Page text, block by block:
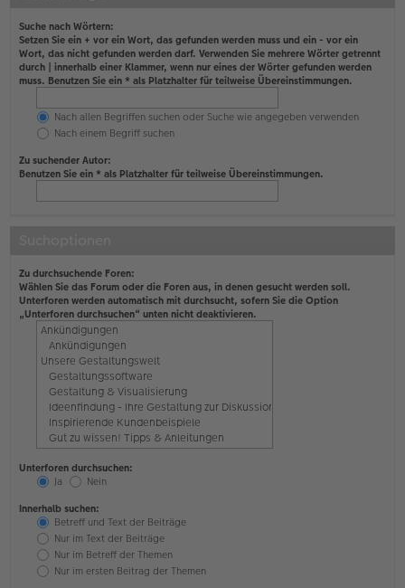
Suche nach Wörtern:
Setzen Sie ein + vor ein Wort, das gefunden werden muss und ein - vor ein
Wort, das nicht gefunden werden darf. Verwenden Sie mehrere Wörter getrennt
durch | innerhalb einer Klammer, wenn nur eines der Wörter gefunden werden
muss. Benutzen Sie ein * als Platzhalter für teilweise Übereinstimmungen.
Nach allen Begriffen suchen oder Suche wie angegeben verwenden
Nach einem Begriff suchen
Zu suchender Autor:
Benutzen Sie ein * als Platzhalter für teilweise Übereinstimmungen.
Zu durchsuchende Foren:
Wählen Sie das Forum oder die Foren aus, in denen gesucht werden soll.
Unterforen werden automatisch mit durchsucht, sofern Sie die Option
„Unterforen durchsuchen“ unten nicht deaktivieren.
Unterforen durchsuchen:
Ja
Nein
Innerhalb suchen:
Betreff und Text der Beiträge
Nur im Text der Beiträge
Nur im Betreff der Themen
Nur im ersten Beitrag der Themen